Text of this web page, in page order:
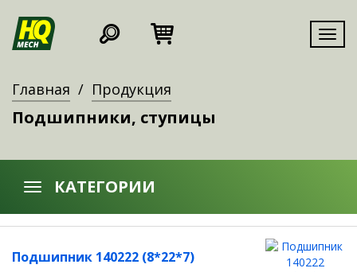
Главная Продукция
Подшипники, ступицы
КАТЕГОРИИ
Подшипник 140222 (8*22*7)